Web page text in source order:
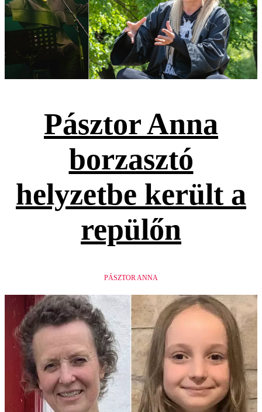
Pásztor Anna
borzasztó
helyzetbe került a
repülőn
PÁSZTOR ANNA